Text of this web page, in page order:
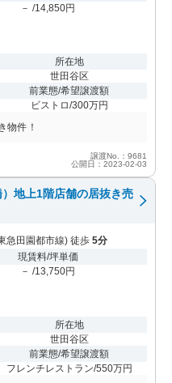
－ /14,850円
所在地
世田谷区
前業態/希望譲渡額
ビストロ/300万円
物件！
譲渡No.：9681
公開日：2023-02-03
地上1階店舗の居抜き売
急田園都市線) 徒歩 5分
現賃料/坪単価
－ /13,750円
所在地
世田谷区
前業態/希望譲渡額
フレンチレストラン/550万円